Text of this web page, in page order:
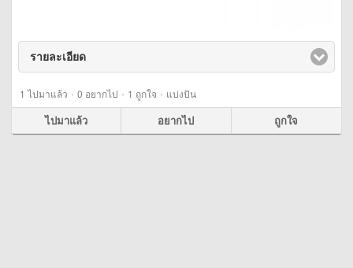
รายละเอียด
1 ไปมาแล้ว · 0 อยากไป · 1 ถูกใจ · แบ่งปัน
ไปมาแล้ว อยากไป ถูกใจ